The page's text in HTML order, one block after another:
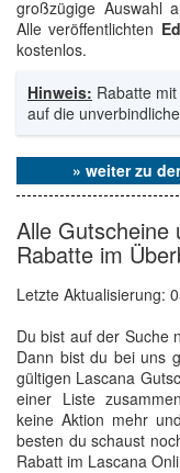
großzügige Auswahl
Alle veröffentlichten
kostenlos.
Hinweis: Rabatte
auf die
» weiter zu
Alle Gutscheine
Rabatte im
Letzte Aktualisierung:
Du bist auf der Suche
Dann bist du bei uns
gültigen Lascana
einer Liste
keine Aktion mehr
besten du schaust
Rabatt im Lascana